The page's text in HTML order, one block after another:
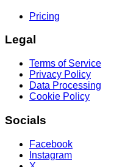
Pricing
Legal
Terms of Service
Privacy Policy
Data Processing
Cookie Policy
Socials
Facebook
Instagram